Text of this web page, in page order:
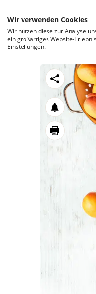
https://
Toogle
notification
print
Wir verwenden Cookies
Wir nützen diese zur Analyse
ein großartiges Website-
Einstellungen.